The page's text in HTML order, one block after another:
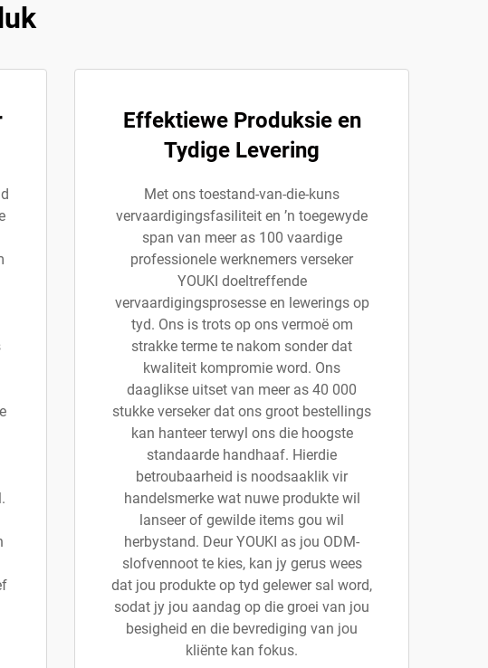
Effektiewe Produksie en
Tydige Levering
Met ons toestand-van-die-kuns
vervaardigingsfasiliteit en ’n toegewyde
span van meer as 100 vaardige
professionele werknemers verseker
YOUKI doeltreffende
vervaardigingsprosesse en lewerings op
tyd. Ons is trots op ons vermoë om
strakke terme te nakom sonder dat
kwaliteit kompromie word. Ons
daaglikse uitset van meer as 40 000
stukke verseker dat ons groot bestellings
kan hanteer terwyl ons die hoogste
standaarde handhaaf. Hierdie
betroubaarheid is noodsaaklik vir
handelsmerke wat nuwe produkte wil
lanseer of gewilde items gou wil
herbystand. Deur YOUKI as jou ODM-
slofvennoot te kies, kan jy gerus wees
dat jou produkte op tyd gelewer sal word,
sodat jy jou aandag op die groei van jou
besigheid en die bevrediging van jou
kliënte kan fokus.